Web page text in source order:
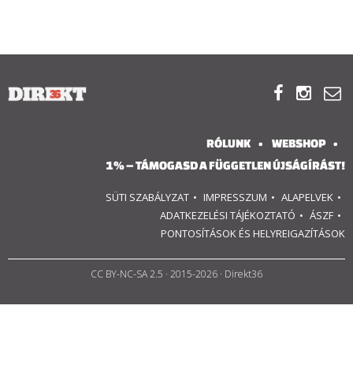
RÓLUNK
ALAPELVEK
1%
  
RÓLUNK
WEBSHOP
1% – TÁMOGASD A FÜGGETLEN ÚJSÁGÍRÁST!
SÜTI SZABÁLYZAT IMPRESSZUM
ALAPELVEK
ADATKEZELÉSI TÁJÉKOZTATÓ
ÁSZF
PONTOSÍTÁSOK ÉS HELYREIGAZÍTÁSOK
CC BY-NC-SA 2.5 · 2015-2026 · Direkt36